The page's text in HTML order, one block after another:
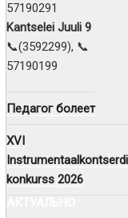
57190291
Kantselei Juuli 9
📞(3592299), 📞
57190199
Педагог болеет
XVI
Instrumentaalkontserdi
konkurss 2026